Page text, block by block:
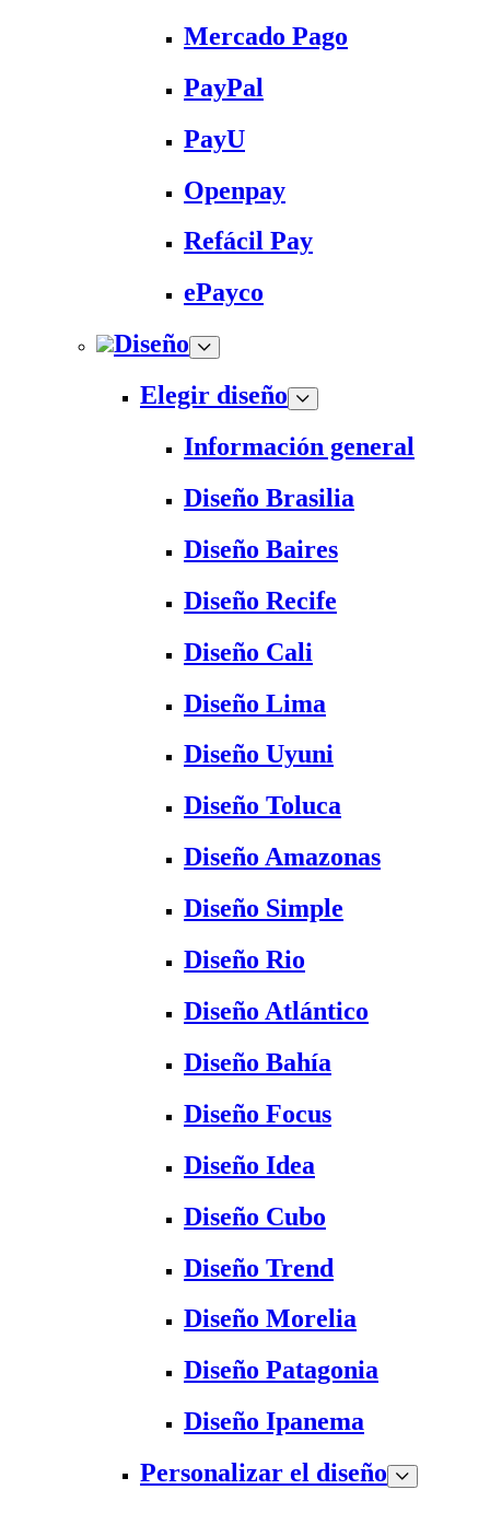
Mercado Pago
PayPal
PayU
Openpay
Refácil Pay
ePayco
Diseño
Elegir diseño
Información general
Diseño Brasilia
Diseño Baires
Diseño Recife
Diseño Cali
Diseño Lima
Diseño Uyuni
Diseño Toluca
Diseño Amazonas
Diseño Simple
Diseño Rio
Diseño Atlántico
Diseño Bahía
Diseño Focus
Diseño Idea
Diseño Cubo
Diseño Trend
Diseño Morelia
Diseño Patagonia
Diseño Ipanema
Personalizar el diseño